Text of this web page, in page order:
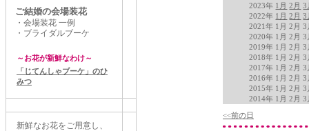
2023年 1月 2月 3
2022年 1月 2月 3
2021年 1月 2月
2020年 1月 2月
2019年 1月 2月
2018年 1月 2月
2017年 1月 2月
2016年 1月 2月
2015年 1月 2月
2014年 1月 2月
<<前の日
ご結婚の会場装花
・会場装花 一例
・ブライダルブーケ
～お花が新鮮なわけ～
「じてんしゃブーケ」のひ
みつ
新鮮なお花をご用意し、